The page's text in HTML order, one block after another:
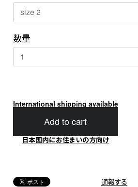
数量
International shipping available
Add to cart
日本国内にお住まいの方向け
通報する